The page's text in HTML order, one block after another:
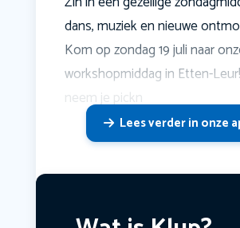
dans, muziek en nieuwe
Kom op zondag 19 juli naar
workshopmiddag in Etten-
neem je pickn
Lees verder in onze